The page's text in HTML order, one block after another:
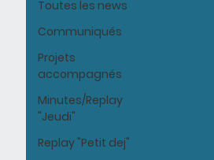
Toutes les news
Communiqués
Projets
accompagnés
Minutes/Replay
"Jeudi"
Replay "Petit dej"